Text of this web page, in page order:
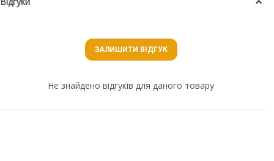
ЗАЛИШИТИ ВІДГУК
Не знайдено відгуків для даного товару